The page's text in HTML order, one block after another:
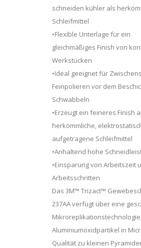
schneiden kühler als
Schleifmittel
•Flexible Unterlage für ein
gleichmäßiges Finish von
Werkstücken
•Ideal geeignet für
Feinpolieren vor dem
Schwabbeln
•Erzeugt ein feineres Finish
herkömmliche,
aufgetragene Schleifmittel
•Anhaltend hohe
•Einsparung von Arbeitszeit
Arbeitsschritten
Das 3M™ Trizact™
237AA verfügt über eine
Aluminiumoxidpartikel in
Qualität zu kleinen